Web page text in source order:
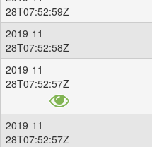
28T07:52:59Z
2019-11-
28T07:52:58Z
2019-11-
28T07:52:57Z
2019-11-
28T07:52:57Z